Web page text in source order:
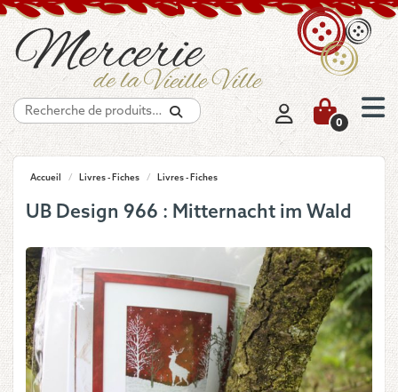
Recherche
0
Accueil / Livres - Fiches / Livres - Fiches
UB Design 966 : Mitternacht im Wald